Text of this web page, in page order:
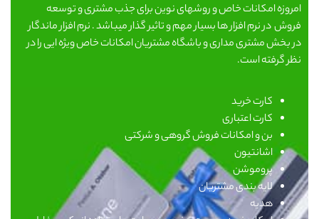
امروزه امکانات خاص و روشهای نوین برای جذب مشتری و توسعه
فروش در نرم افزار ها بسیار مهم و تاثیر گذار میباشد . نرم افزار ماندگار
در بخش مشتری مداری و باشگاه مشتریان امکانات خاص ویژه ایی را در
نظر گرفته است.
کارت خرید
کارت اعتباری
بن و امکانات فروش گروهی و شرکتی
اشانتیون
پروموشن
لایه بندی مشتریان
هدیه